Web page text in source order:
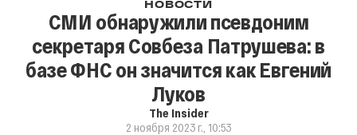
НОВОСТИ
СМИ обнаружили псевдоним
секретаря Совбеза Патрушева: в
базе ФНС он значится как Евгений
Луков
The Insider
2 ноября 2023 г., 10:53